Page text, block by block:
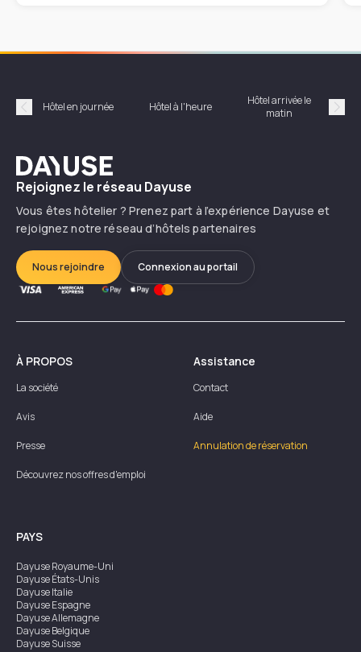
Précédent
Hôtel en journée Hôtel à l'heure
Hôtel arrivée le
matin
Dayuse
Rejoignez le réseau Dayuse
Vous êtes hôtelier ? Prenez part à l’expérience Dayuse et
rejoignez notre réseau d’hôtels partenaires
Nous rejoindre Connexion au portail
À PROPOS
La société
Avis
Presse
Découvrez nos offres d'emploi
Assistance
Contact
Aide
Annulation de réservation
PAYS
DayuseRoyaume-Uni
DayuseÉtats-Unis
DayuseItalie
DayuseEspagne
DayuseAllemagne
DayuseBelgique
DayuseSuisse